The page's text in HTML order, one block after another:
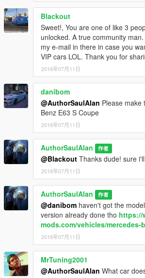
Blackout
Sweet!, You are one of like 3
unlocked. A true community
my e-mail in there in case you
VIP cars LOL. Thank you for
2016年07月11日
danibom
@AuthorSaulAlan Please make
Benz E63 S Coupe
2016年07月11日
AuthorSaulAlan 作者
@Blackout Thanks dude! sure
2016年07月11日
AuthorSaulAlan 作者
@danibom haven't got the
version already done tho https://
mods.com/vehicles/mercedes-
2016年07月11日
MrTuning2001
@AuthorSaulAlan What car